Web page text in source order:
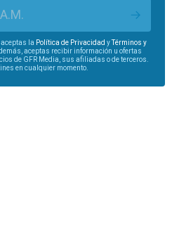
aceptas la Política de Privacidad y
Términos y
aceptas recibir información u ofertas
de GFR Media, sus afiliadas o de terceros.
en cualquier momento.